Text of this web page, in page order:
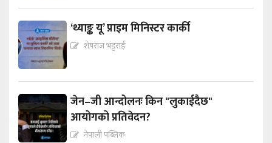
‘थ्याङ्क यू’ प्राइम मिनिस्टर कार्की
शेषराज भट्टराई
जेन–जी आन्दोलनः किन "लुकाईदैछ"
आयोगको प्रतिवेदन?
नेपाली पब्लिक